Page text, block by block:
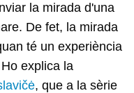
la mirada d'una
De fet, la mirada
té un experiència
explica la
, que a la sèrie